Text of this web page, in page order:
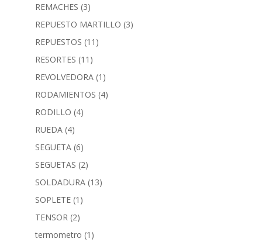
REMACHES (3)
REPUESTO MARTILLO (3)
REPUESTOS (11)
RESORTES (11)
REVOLVEDORA (1)
RODAMIENTOS (4)
RODILLO (4)
RUEDA (4)
SEGUETA (6)
SEGUETAS (2)
SOLDADURA (13)
SOPLETE (1)
TENSOR (2)
termometro (1)